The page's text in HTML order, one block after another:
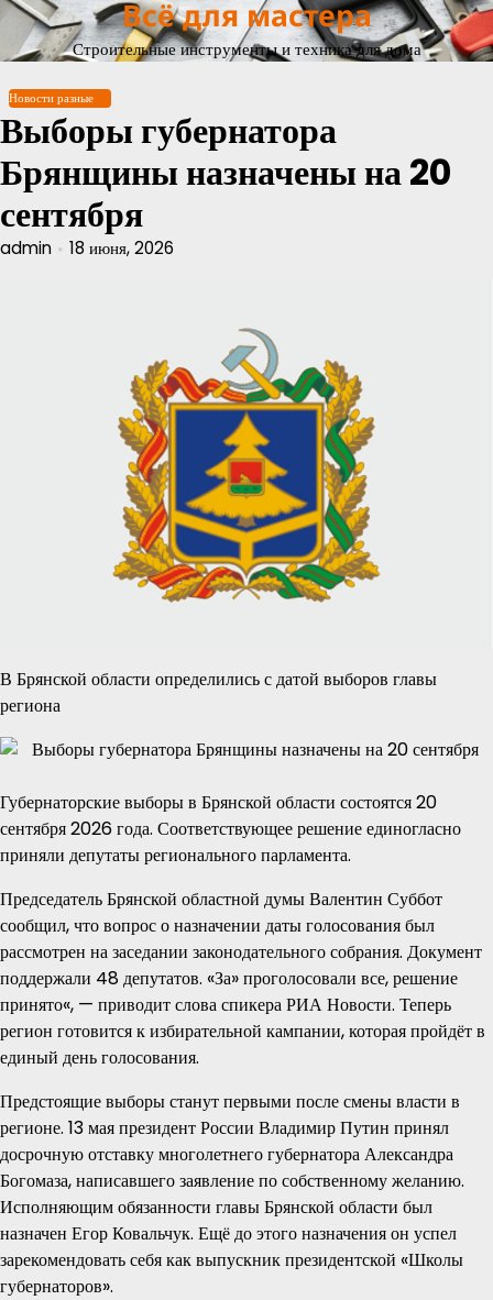
Перейти
содержимому
Всё для мастера
Строительные инструменты и техника для дома
Новости разные
Выборы губернатора
Брянщины назначены на 20
сентября
admin 18 июня, 2026
В Брянской области определились с датой выборов главы
региона
Губернаторские выборы в Брянской области состоятся 20
сентября 2026 года. Соответствующее решение единогласно
приняли депутаты регионального парламента.
Председатель Брянской областной думы Валентин Суббот
сообщил, что вопрос о назначении даты голосования был
рассмотрен на заседании законодательного собрания. Документ
поддержали 48 депутатов. «За» проголосовали все, решение
принято«, — приводит слова спикера РИА Новости. Теперь
регион готовится к избирательной кампании, которая пройдёт в
единый день голосования.
Предстоящие выборы станут первыми после смены власти в
регионе. 13 мая президент России Владимир Путин принял
досрочную отставку многолетнего губернатора Александра
Богомаза, написавшего заявление по собственному желанию.
Исполняющим обязанности главы Брянской области был
назначен Егор Ковальчук. Ещё до этого назначения он успел
зарекомендовать себя как выпускник президентской «Школы
губернаторов».